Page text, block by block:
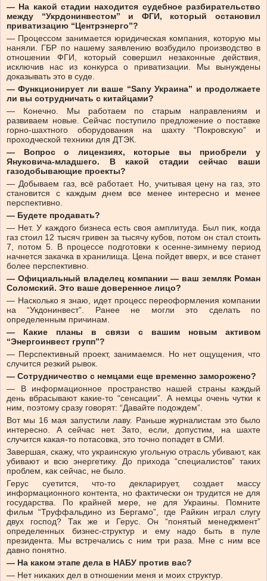
— На какой стадии находится судебное разбирательство
между “Укрдонинвестом” и ФГИ, который остановил
приватизацию “Центрэнерго”?
— Процессом занимается юридическая компания, которую мы
наняли. ГБР по нашему заявлению возбудило производство в
отношении ФГИ, который совершил незаконные действия,
исключив нас из конкурса о приватизации. Мы вынуждены
доказывать это в суде.
— Функционирует ли ваше “Sany Украина” и продолжаете
ли вы сотрудничать с китайцами?
— Конечно. Мы работаем по старым направлениям и
развиваем новые. Сейчас поступило предложение о поставке
горно-шахтного оборудования на шахту “Покровскую” и
проходческой техники для ДТЭК.
— Вопрос о лицензиях, которые вы приобрели у
Януковича-младшего. В какой стадии сейчас ваши
газодобывающие проекты?
— Добываем газ, всё работает. Но, учитывая цену на газ, это
становится с каждым днем все менее интересно и менее
перспективно.
— Будете продавать?
— Нет. У каждого бизнеса есть своя амплитуда. Был пик, когда
газ стоил 12 тысяч гривен за тысячу кубов, потом он стал стоить
7, потом 5. В процессе подготовки к осенне-зимнему период
начнется закачка в хранилища. Цена пойдет вверх, и все станет
более перспективно.
— Официальный владелец компании — ваш земляк Роман
Соломский. Это ваше доверенное лицо?
— Насколько я знаю, идет процесс переоформления компании
на “Укдонинвест”. Ранее не могли это сделать по
определенным причинам.
— Какие планы в связи с вашим новым активом
“Энергоинвест групп”?
— Перспективный проект, занимаемся. Но нет ощущения, что
случится резкий рывок.
— Сотрудничество с немцами еще временно заморожено?
— В информационное пространство нашей страны каждый
день вбрасывают какие-то “сенсации”. А немцы очень чутки к
ним, поэтому сразу говорят: “Давайте подождем”.
Вот мы 16 мая запустили лаву. Раньше журналистам это было
интересно. А сейчас нет. Зато, если, допустим, на шахте
случится какая-то потасовка, это точно попадет в СМИ.
Завершая, скажу, что украинскую угольную отрасль убивают, как
убивают и всю энергетику. До прихода “специалистов” таких
проблем, как сейчас, не было.
Герус суетится, что-то декларирует, создает массу
информационного контента, но фактически он трудится не для
государства. По крайней мере, не для Украины. Помните
фильм “Труффальдино из Бергамо”, где Райкин играл слугу
двух господ? Так же и Герус. Он “понятый менеджмент”
определенных бизнес-структур и ему надо быть в пуле
президента. Мы встречались с ним три раза. Мне с ним все
давно понятно.
— На каком этапе дела в НАБУ против вас?
— Нет никаких дел в отношении меня и моих структур.